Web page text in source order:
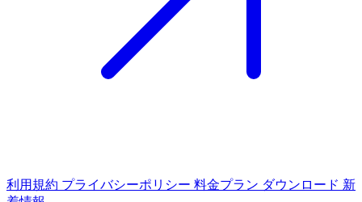
利用規約 プライバシーポリシー 料金プラン ダウンロード 新